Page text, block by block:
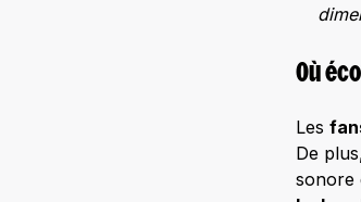
Où
Les
De
sonore